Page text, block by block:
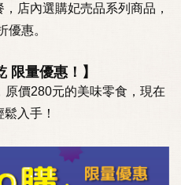
店內選購妃売品系列商品，
優惠。
限量優惠！】
價280元的美味零食，現在
入手！